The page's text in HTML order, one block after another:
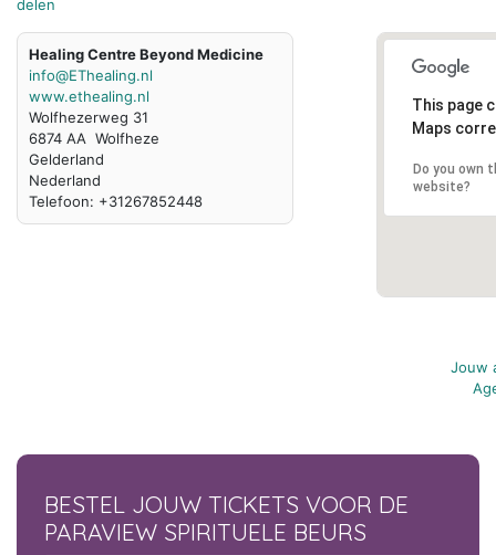
delen
Healing Centre Beyond Medicine
info@EThealing.nl
www.ethealing.nl
Wolfhezerweg 31
6874 AA Wolfheze
Gelderland
Nederland
Telefoon: +31267852448
This page
Maps
Do you own
website?
Jouw
BESTEL JOUW TICKETS VOOR DE
PARAVIEW SPIRITUELE BEURS